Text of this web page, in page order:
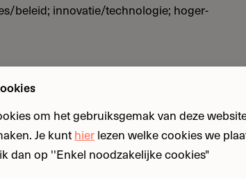
beleid; innovatie/technologie; hoger-
de Verenigde Staten (bij erkende
om het gebruiksgemak van deze
Je kunthierlezen welke cookies we
dan op ''Enkel noodzakelijke cookies"